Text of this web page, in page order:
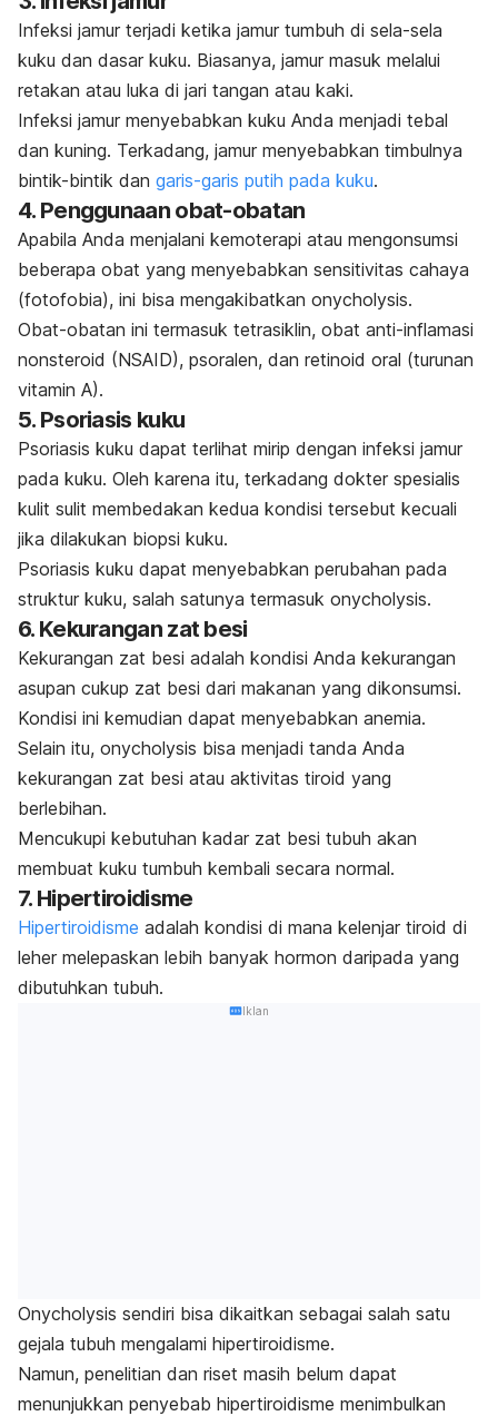
Infeksi jamur terjadi ketika jamur tumbuh di sela-sela
kuku dan dasar kuku. Biasanya, jamur masuk melalui
retakan atau luka di jari tangan atau kaki.
Infeksi jamur menyebabkan kuku Anda menjadi tebal
dan kuning. Terkadang, jamur menyebabkan timbulnya
bintik-bintik dan garis-garis putih pada kuku.
4. Penggunaan obat-obatan
Apabila Anda menjalani kemoterapi atau mengonsumsi
beberapa obat yang menyebabkan sensitivitas cahaya
(fotofobia), ini bisa mengakibatkan onycholysis.
Obat-obatan ini termasuk tetrasiklin, obat anti-inflamasi
nonsteroid (NSAID), psoralen, dan retinoid oral (turunan
vitamin A).
5. Psoriasis kuku
Psoriasis kuku dapat terlihat mirip dengan infeksi jamur
pada kuku. Oleh karena itu, terkadang dokter spesialis
kulit sulit membedakan kedua kondisi tersebut kecuali
jika dilakukan biopsi kuku.
Psoriasis kuku dapat menyebabkan perubahan pada
struktur kuku, salah satunya termasuk onycholysis.
6. Kekurangan zat besi
Kekurangan zat besi adalah kondisi Anda kekurangan
asupan cukup zat besi dari makanan yang dikonsumsi.
Kondisi ini kemudian dapat menyebabkan anemia.
Selain itu, onycholysis bisa menjadi tanda Anda
kekurangan zat besi atau aktivitas tiroid yang
berlebihan.
Mencukupi kebutuhan kadar zat besi tubuh akan
membuat kuku tumbuh kembali secara normal.
7. Hipertiroidisme
Hipertiroidisme adalah kondisi di mana kelenjar tiroid di
leher melepaskan lebih banyak hormon daripada yang
dibutuhkan tubuh.
Iklan
Onycholysis sendiri bisa dikaitkan sebagai salah satu
gejala tubuh mengalami hipertiroidisme.
Namun, penelitian dan riset masih belum dapat
menunjukkan penyebab hipertiroidisme menimbulkan